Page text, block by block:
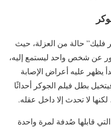
فليك” حالة من العزلة، حيث
عن شخص واحد ليستمع إليه،
يظهر عليه أعراض الإصابة
بطل فيلم الجوكر أحداثًا
لا تحدث إلا داخل عقله.
قابلها صُدفة لمرة واحدة